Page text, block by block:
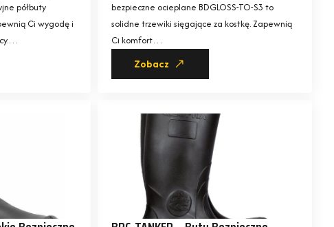
półbuty
Ci wygodę i
bezpieczne ocieplane BDGLOSS-TO-S3 to
solidne trzewiki sięgające za kostkę. Zapewnią
Ci komfort…
Zobacz